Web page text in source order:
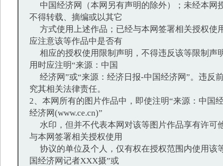
中国经济网（本网另有声明的除外）；未经本网
不得转载、摘编或以其它
方式使用上述作品；已经与本网签署相关授权使
应注意该等作品中是否有
相应的授权使用限制声明，不得违反该等限制声
用时应注明“来源：中国
经济网”或“来源：经济日报-中国经济网”。违反
究其相关法律责任。
2、本网所有的图片作品中，即使注明“来源：中国
经济网(www.ce.cn)”
水印，但并不代表本网对该等图片作品享有许可
与本网签署相关授权使用
协议的单位及个人，仅有权在授权范围内使用该
国经济网记者XXX摄”或